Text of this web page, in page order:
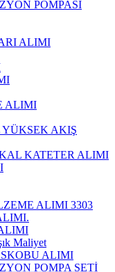
POMPASI
ALIMI
ALIMI
YÜKSEK AKIŞ
KATETER ALIMI
ALIMI 3303
Maliyet
ALIMI
POMPA SETİ